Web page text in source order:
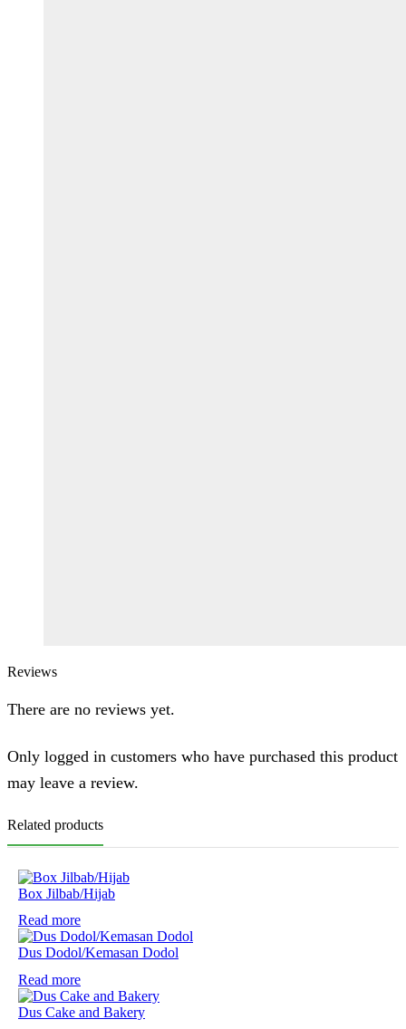
Reviews
There are no reviews yet.
Only logged in customers who have purchased this product
may leave a review.
Related products
Box Jilbab/Hijab
Read more
Dus Dodol/Kemasan Dodol
Read more
Dus Cake and Bakery